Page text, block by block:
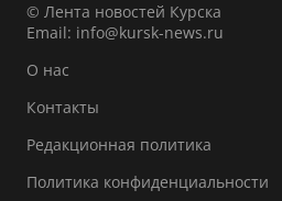
© Лента новостей Курска
Email: info@kursk-news.ru
О нас
Контакты
Редакционная политика
Политика конфиденциальности